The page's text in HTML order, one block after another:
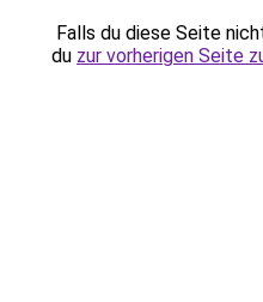
Falls du diese Seite
du zur vorherigen Seite